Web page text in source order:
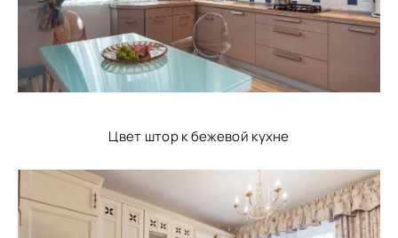
Цвет штор к бежевой кухне